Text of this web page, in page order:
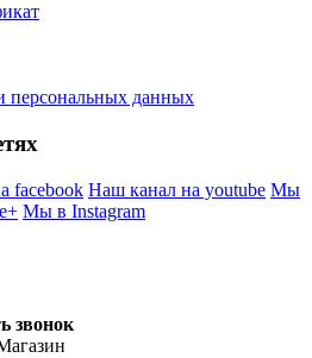
персональных данных
facebook Наш канал на youtube Мы
Мы в Instagram
звонок